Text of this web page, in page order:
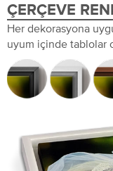
ÇERÇEVE
Her dekorasyona
uyum içinde tablolar